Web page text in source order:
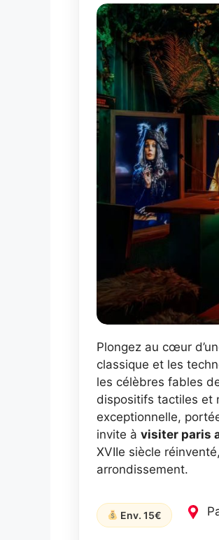
Plongez au cœur
classique et les
les célèbres fables
dispositifs tactiles et
exceptionnelle,
invite à visiter paris
XVIIe siècle
arrondissement.
Env. 15€